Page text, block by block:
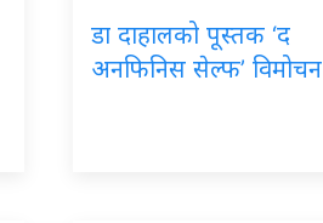
डा दाहालको पूस्तक ‘द
अनफिनिस सेल्फ’ विमोचन